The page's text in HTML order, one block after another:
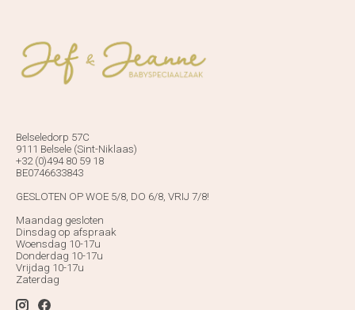
Belseledorp 57C
9111 Belsele (Sint-Niklaas)
+32 (0)494 80 59 18
BE0746633843
GESLOTEN OP WOE 5/8, DO 6/8, VRIJ 7/8!
Maandag gesloten
Dinsdag op afspraak
Woensdag 10-17u
Donderdag 10-17u
Vrijdag 10-17u
Zaterdag